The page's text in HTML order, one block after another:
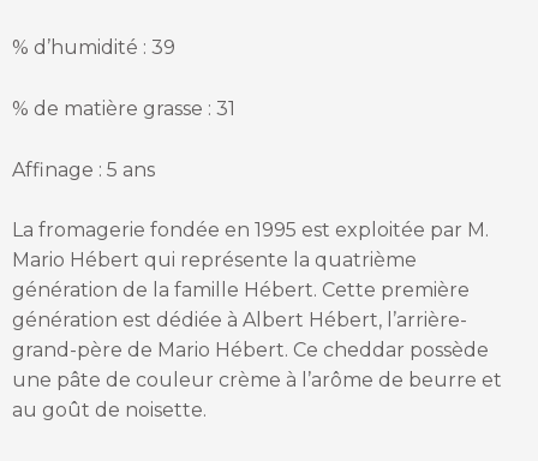
% d’humidité : 39
% de matière grasse : 31
Affinage : 5 ans
La fromagerie fondée en 1995 est exploitée par M.
Mario Hébert qui représente la quatrième
génération de la famille Hébert. Cette première
génération est dédiée à Albert Hébert, l’arrière-
grand-père de Mario Hébert. Ce cheddar possède
une pâte de couleur crème à l’arôme de beurre et
au goût de noisette.